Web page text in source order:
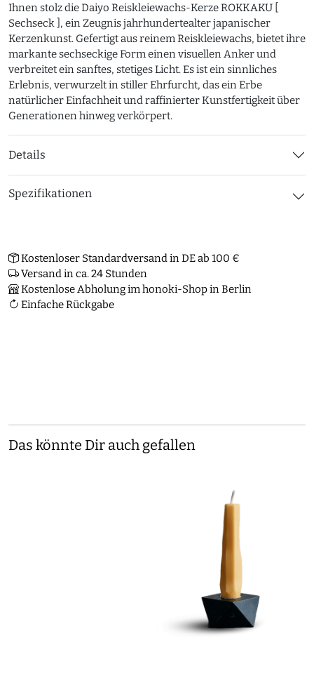
Ihnen stolz die Daiyo Reiskleiewachs-Kerze ROKKAKU [
Sechseck ], ein Zeugnis jahrhundertealter japanischer
Kerzenkunst. Gefertigt aus reinem Reiskleiewachs, bietet ihre
markante sechseckige Form einen visuellen Anker und
verbreitet ein sanftes, stetiges Licht. Es ist ein sinnliches
Erlebnis, verwurzelt in stiller Ehrfurcht, das ein Erbe
natürlicher Einfachheit und raffinierter Kunstfertigkeit über
Generationen hinweg verkörpert.
Details
Spezifikationen
Kostenloser Standardversand in DE ab 100 €
Versand in ca. 24 Stunden
Kostenlose Abholung im honoki-Shop in Berlin
Einfache Rückgabe
Das könnte Dir auch gefallen